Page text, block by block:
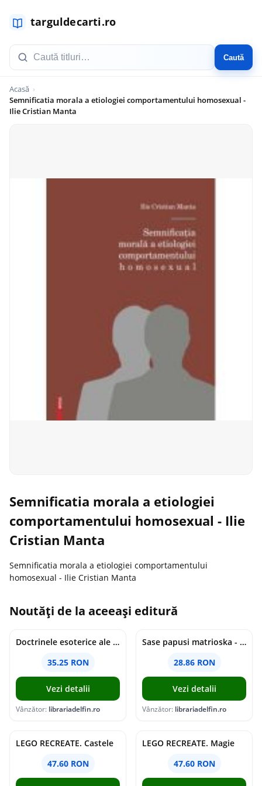
Caută
Acasă
Semnificatia morala a etiologiei comportamentului homosexual -
Ilie Cristian Manta
Semnificatia morala a etiologiei
comportamentului homosexual - Ilie
Cristian Manta
Semnificatia morala a etiologiei comportamentului
homosexual - Ilie Cristian Manta
Noutăți de la aceeași editură
Doctrinele esoterice ale islamului - Titus Burckhardt
35.25 RON
Vezi detalii
Vânzător: librariadelfin.ro
Sase papusi matrioska - Silvia Buzori
28.86 RON
Vezi detalii
Vânzător: librariadelfin.ro
LEGO RECREATE. Castele
47.60 RON
LEGO RECREATE. Magie
47.60 RON